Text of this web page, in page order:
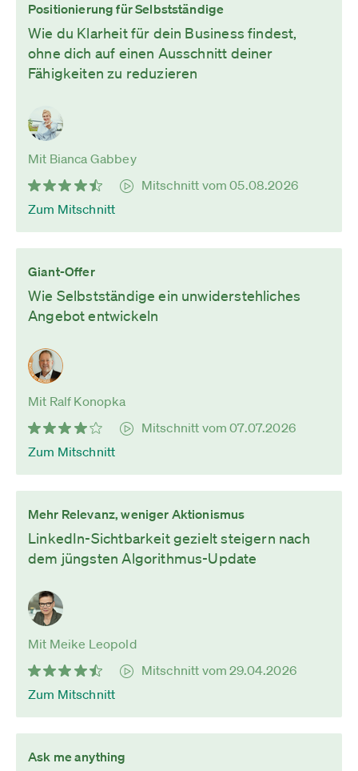
Positionierung für Selbstständige
Wie du Klarheit für dein Business findest,
ohne dich auf einen Ausschnitt deiner
Fähigkeiten zu reduzieren
Mit Bianca Gabbey
Mitschnitt vom 05.08.2026
Zum Mitschnitt
Giant-Offer
Wie Selbstständige ein unwiderstehliches
Angebot entwickeln
Mit Ralf Konopka
Mitschnitt vom 07.07.2026
Zum Mitschnitt
Mehr Relevanz, weniger Aktionismus
LinkedIn-Sichtbarkeit gezielt steigern nach
dem jüngsten Algorithmus-Update
Mit Meike Leopold
Mitschnitt vom 29.04.2026
Zum Mitschnitt
Ask me anything